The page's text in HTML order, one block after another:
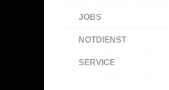
JOBS
NOTDIENST
SERVICE